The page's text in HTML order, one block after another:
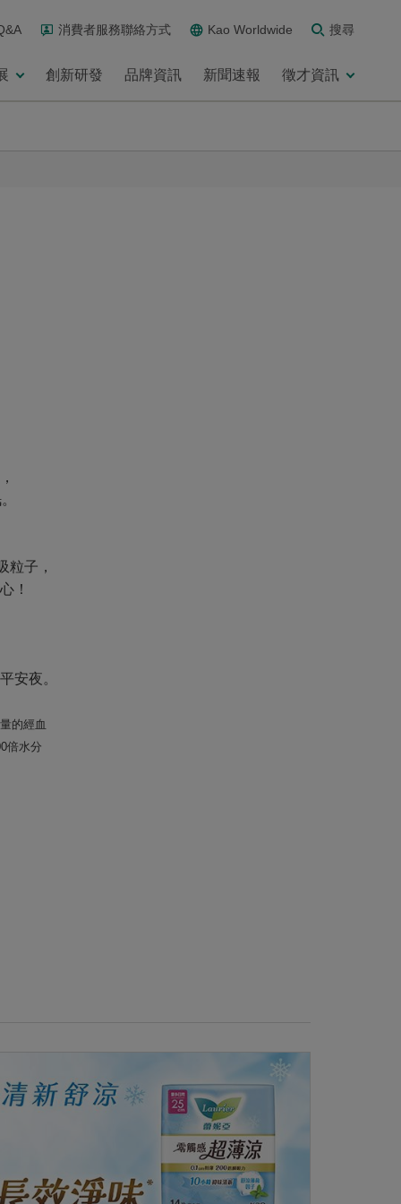
消費者服務聯絡方式 Kao Worldwide 搜尋
創新研發 品牌資訊 新聞速報 徵才資訊
粒子，
！
安夜。
的經血
倍水分